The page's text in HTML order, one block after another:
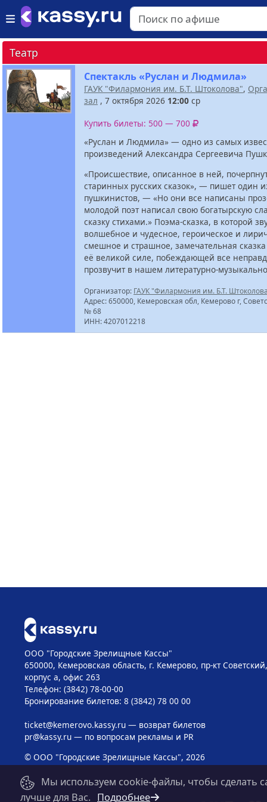
Театр
Спектакль «Руслан и Людмила»
ГАУК "Филармония им. Б.Т. Штоколова",
зал , 7 октября 2026 12:00 ср
Купить билеты: 500 — 700
«Руслан и Людмила» — одно из самых
произведений Александра Сергеевича
«Происшествие, описанное в ней,
старинных русских сказок», — пишет один
пушкинистов, — «Но они все написаны
молодой поэт написал свою богатырскую
сказку стихами.» Поэма-сказка, в которой
волшебное и чудесное, героическое и
смешное и страшное, замечательная
её великой силе, побеждающей все
прозвучит в нашем литературно-
Организатор: ГАУК "Филармония им. Б.Т.
Адрес: 650000, Кемеровская обл, Кемерово г,
№ 68
ИНН: 4207012218
ООО "Городские Зрелищные Кассы"
650000, Кемеровская область, г. Кемерово, пр-кт
корпус а, офис 263
Телефон: (3842) 78-00-00
Бронирование билетов: 8 (3842) 78 00 00
ticket@kemerovo.kassy.ru— возврат билетов
pr@kassy.ru— по вопросам рекламы и PR
© ООО "Городские Зрелищные Кассы", 2026
Мы используем cookie-файлы, чтобы сделать
лучше для Вас. Подробнее